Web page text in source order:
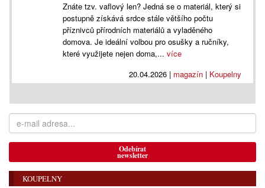
Znáte tzv. vaflový len? Jedná se o materiál, který si
postupně získává srdce stále většího počtu
příznivců přírodních materiálů a vyladěného
domova. Je ideální volbou pro osušky a ručníky,
které využijete nejen doma,...více
20.04.2026| magazín| Koupelny
Odebírat
newsletter
KOUPELNY